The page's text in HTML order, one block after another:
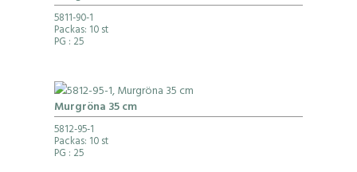
5811-90-1
Packas: 10 st
PG : 25
Murgröna 35 cm
5812-95-1
Packas: 10 st
PG : 25